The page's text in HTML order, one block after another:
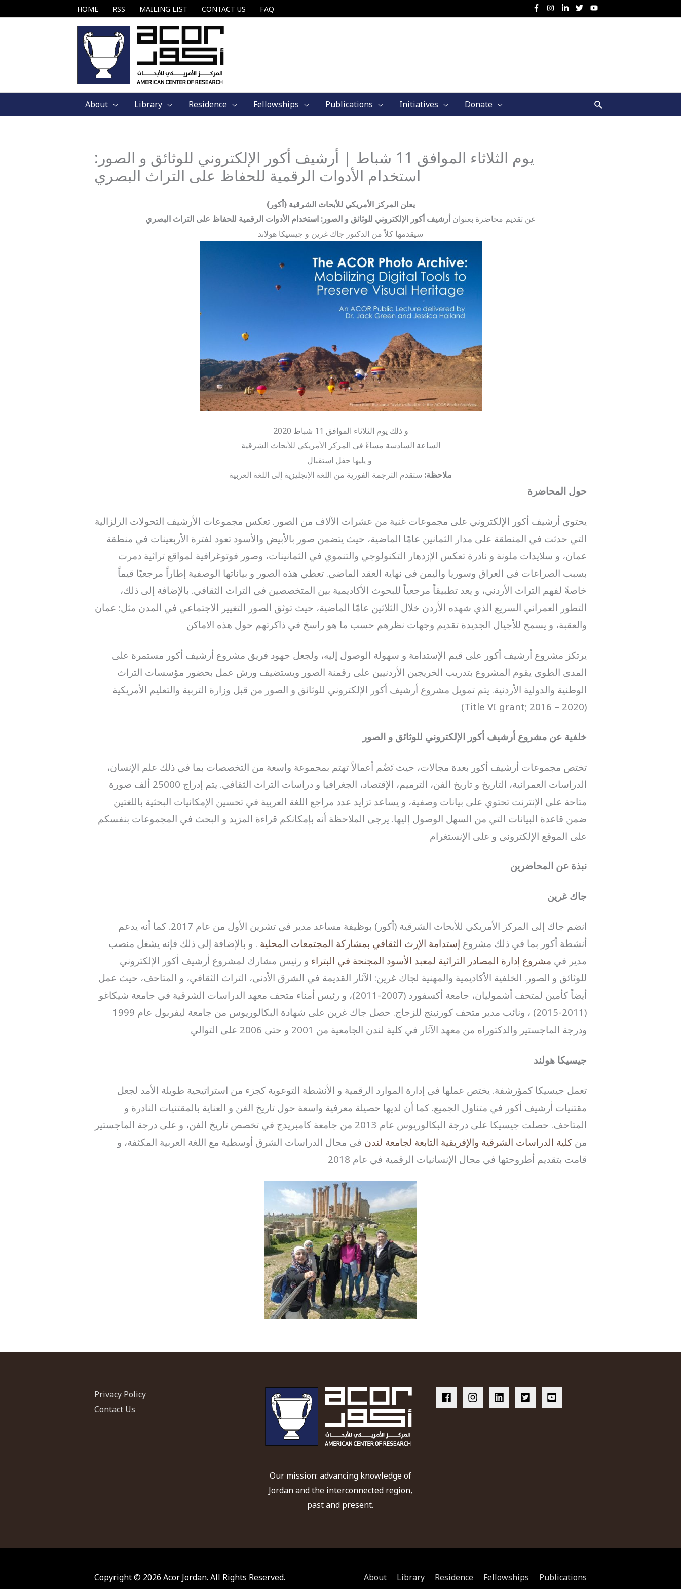
to
HOME RSS MAILING LIST CONTACT US FAQ
About Library Residence Fellowships Publications Initiatives Donate Search
يوم الثلاثاء الموافق 11 شباط | أرشيف أكور الإلكتروني للوثائق و الصور:
استخدام الأدوات الرقمية للحفاظ على التراث البصري
(يعلن المركز الأمريكي للأبحاث الشرقية (أكور
عن تقديم محاضرة بعنوانأرشيف أكور الإلكتروني للوثائق و الصور: استخدام الأدوات الرقمية للحفاظ على التراث البصري
سيقدمها كلاً من الدكتور جاك غرين و جيسيكا هولاند
و ذلك يوم الثلاثاء الموافق 11 شباط 2020
الساعة السادسة مساءً في المركز الأمريكي للأبحاث الشرقية
و يليها حفل استقبال
ملاحظة: ستقدم الترجمة الفورية من اللغة الإنجليزية إلى اللغة العربية
حول المحاضرة
يحتوي أرشيف أكور الإلكتروني على مجموعات غنية من عشرات الآلاف من الصور. تعكس مجموعات الأرشيف التحولات الزلزالية
التي حدثت في المنطقة على مدار الثمانين عامًا الماضية، حيث يتضمن صور بالأبيض والأسود تعود لفترة الأربعينات في منطقة
عمان، و سلايدات ملونة و نادرة تعكس الإزدهار التكنولوجي والتنموي في الثمانينات، وصور فوتوغرافية لمواقع تراثية دمرت
بسبب الصراعات في العراق وسوريا واليمن في نهاية العقد الماضي. تعطي هذه الصور و بياناتها الوصفية إطاراً مرجعيًا قيماً
خاصةً لفهم التراث الأردني، و يعد تطبيقاً مرجعياً للبحوث الأكاديمية بين المتخصصين في التراث الثقافي. بالإضافة إلى ذلك،
التطور العمراني السريع الذي شهده الأردن خلال الثلاثين عامًا الماضية، حيث توثق الصور التغيير الاجتماعي في المدن مثل: عمان
والعقبة، و يسمح للأجيال الجديدة تقديم وجهات نظرهم حسب ما هو راسخ في ذاكرتهم حول هذه الاماكن
يرتكز مشروع أرشيف أكور على قيم الإستدامة و سهولة الوصول إليه، ولجعل جهود فريق مشروع أرشيف أكور مستمرة على
المدى الطوي يقوم المشروع بتدريب الخريجين الأردنيين على رقمنة الصور ويستضيف ورش عمل بحضور مؤسسات التراث
الوطنية والدولية الأردنية. يتم تمويل مشروع أرشيف أكور الإلكتروني للوثائق و الصور من قبل وزارة التربية والتعليم الأمريكية
(Title VI grant; 2016 – 2020)
خلفية عن مشروع أرشيف أكور الإلكتروني للوثائق و الصور
تختص مجموعات أرشيف أكور بعدة مجالات، حيث تَضُم أعمالاً تهتم بمجموعة واسعة من التخصصات بما في ذلك علم الإنسان،
الدراسات العمرانية، التاريخ و تاريخ الفن، الترميم، الإقتصاد، الجغرافيا و دراسات التراث الثقافي. يتم إدراج 25000 ألف صورة
متاحة على الإنترنت تحتوي على بيانات وصفية، و يساعد تزايد عدد مراجع اللغة العربية في تحسين الإمكانيات البحثية باللغتين
ضمن قاعدة البيانات التي من السهل الوصول إليها. يرجى الملاحظة أنه بإمكانكم قراءة المزيد و البحث في المجموعات بنفسكم
على الموقع الإلكتروني و على الإنستغرام
نبذة عن المحاضرين
جاك غرين
انضم جاك إلى المركز الأمريكي للأبحاث الشرقية (أكور) بوظيفة مساعد مدير في تشرين الأول من عام 2017. كما أنه يدعم
أنشطة أكور بما في ذلك مشروع إستدامة الإرث الثقافي بمشاركة المجتمعات المحلية . و بالإضافة إلى ذلك فإنه يشغل منصب
مدير في مشروع إدارة المصادر التراثية لمعبد الأسود المجنحة في البتراء و رئيس مشارك لمشروع أرشيف أكور الإلكتروني
للوثائق و الصور. الخلفية الأكاديمية والمهنية لجاك غرين: الآثار القديمة في الشرق الأدنى، التراث الثقافي، و المتاحف، حيث عمل
أيضاً كأمين لمتحف أشموليان، جامعة أكسفورد (2007-2011)، و رئيس أمناء متحف معهد الدراسات الشرقية في جامعة شيكاغو
(2011-2015) ، ونائب مدير متحف كورنينج للزجاج. حصل جاك غرين على شهادة البكالوريوس من جامعة ليفربول عام 1999
ودرجة الماجستير والدكتوراه من معهد الآثار في كلية لندن الجامعية من 2001 و حتى 2006 على التوالي
جيسيكا هولند
تعمل جيسيكا كمؤرشفة. يختص عملها في إدارة الموارد الرقمية و الأنشطة التوعوية كجزء من استراتيجية طويلة الأمد لجعل
مقتنيات أرشيف أكور في متناول الجميع. كما أن لديها حصيلة معرفية واسعة حول تاريخ الفن و العناية بالمقتنيات النادرة و
المتاحف. حصلت جيسيكا على درجة البكالوريوس عام 2013 من جامعة كامبريدج في تخصص تاريخ الفن، و على درجة الماجستير
من كلية الدراسات الشرقية والإفريقية التابعة لجامعة لندن في مجال الدراسات الشرق أوسطية مع اللغة العربية المكثفة، و
قامت بتقديم أطروحتها في مجال الإنسانيات الرقمية في عام 2018
Privacy Policy
Contact Us
Our mission: advancing knowledge of
Jordan and the interconnected region,
past and present.
Copyright © 2026 Acor Jordan. All Rights Reserved. About Library Residence Fellowships
Publications